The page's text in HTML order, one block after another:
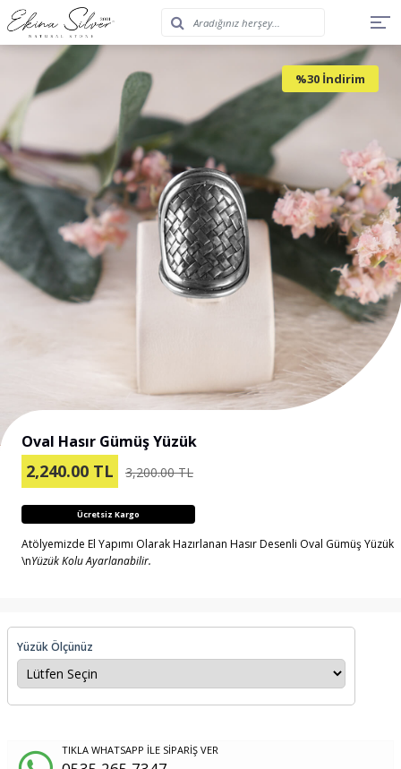
%30 İndirim
Oval Hasır Gümüş Yüzük
2,240.00 TL 3,200.00 TL
Ücretsiz Kargo
Atölyemizde El Yapımı Olarak Hazırlanan Hasır Desenli Oval Gümüş Yüzük
\nYüzük Kolu Ayarlanabilir.
Yüzük Ölçünüz
TIKLA WHATSAPP İLE SİPARİŞ VER